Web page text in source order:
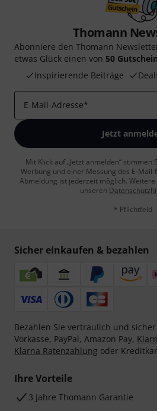
Thomann
Abonniere den Thomann
etwas Glück einen von 50
Inspirierende Beiträge
E-Mail-Adresse*
Jetzt
Mit Klick auf „Jetzt anmelden“ stimmen
Werbung und einer Messung des E-
Abmeldung ist jederzeit möglich.
unseren
* Pflichtfeld
Sicher einkaufen & bezahlen
Bezahlen Sie vertraulich und
Vorkasse, PayPal, Amazon Pay,
Klarna Ratenzahlung oder
Ihre Vorteile
3 Jahre Thomann Garantie